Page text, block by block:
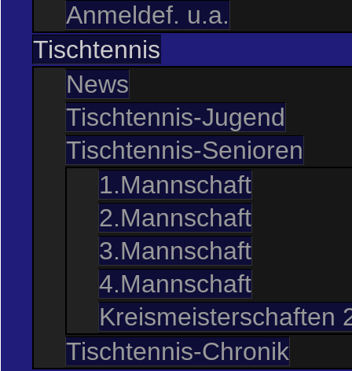
Anmeldef. u.a.
Tischtennis
News
Tischtennis-Jugend
Tischtennis-Senioren
1.Mannschaft
2.Mannschaft
3.Mannschaft
4.Mannschaft
Kreismeisterschaften
Tischtennis-Chronik